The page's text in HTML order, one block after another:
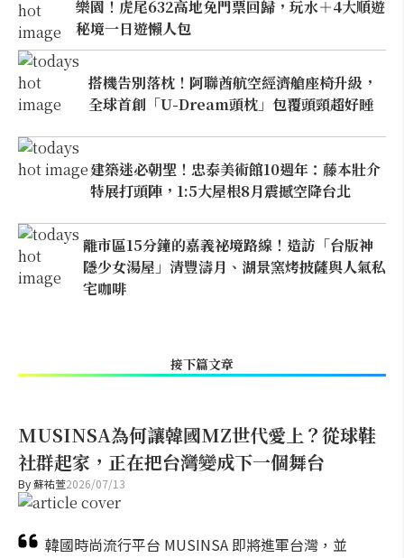
樂園！虎尾632高地免門票回歸，玩水＋4大順遊
秘境一日遊懶人包
搭機告別落枕！阿聯酋航空經濟艙座椅升級，
全球首創「U-Dream頭枕」包覆頭頸超好睡
建築迷必朝聖！忠泰美術館10週年：藤本壯介
特展打頭陣，1:5大屋根8月震撼空降台北
離市區15分鐘的嘉義祕境路線！造訪「台版神
隱少女湯屋」清豐濤月、湖景窯烤披薩與人氣私
宅咖啡
接下篇文章
MUSINSA為何讓韓國MZ世代愛上？從球鞋
社群起家，正在把台灣變成下一個舞台
By蘇祐萱2026/07/13
韓國時尚流行平台 MUSINSA 即將進軍台灣，並